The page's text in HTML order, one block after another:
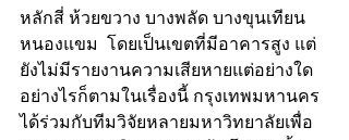
หลักสี่ ห้วยขวาง บางพลัด บางขุนเทียน
หนองแขม  โดยเป็นเขตที่มีอาคารสูง แต่
ยังไม่มีรายงานความเสียหายแต่อย่างใด
อย่างไรก็ตามในเรื่องนี้ กรุงเทพมหานคร
ได้ร่วมกับทีมวิจัยหลายมหาวิทยาลัยเพื่อ